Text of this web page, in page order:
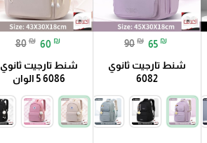
90 ₪ 65 ₪
شنط تارجيت ثانوي
6082
80 ₪ 60 ₪
شنط تارجيت ثانوي
6086 5 الوان